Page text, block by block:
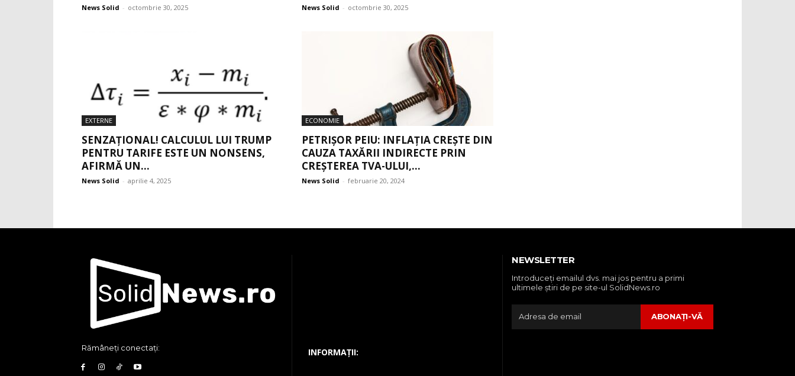
News Solid - octombrie 30, 2025 News Solid - octombrie 30, 2025
EXTERNE
SENZAȚIONAL! CALCULUL LUI TRUMP
PENTRU TARIFE ESTE UN NONSENS,
AFIRMĂ UN...
News Solid - aprilie 4, 2025
ECONOMIE
PETRIȘOR PEIU: INFLAȚIA CREȘTE DIN
CAUZA TAXĂRII INDIRECTE PRIN
CREȘTEREA TVA-ULUI,...
News Solid - februarie 20, 2024
Rămâneți conectați: INFORMAȚII:
NEWSLETTER
Introduceţi emailul dvs. mai jos pentru a primi
ultimele ştiri de pe site-ul SolidNews.ro
ABONAŢI-VĂ